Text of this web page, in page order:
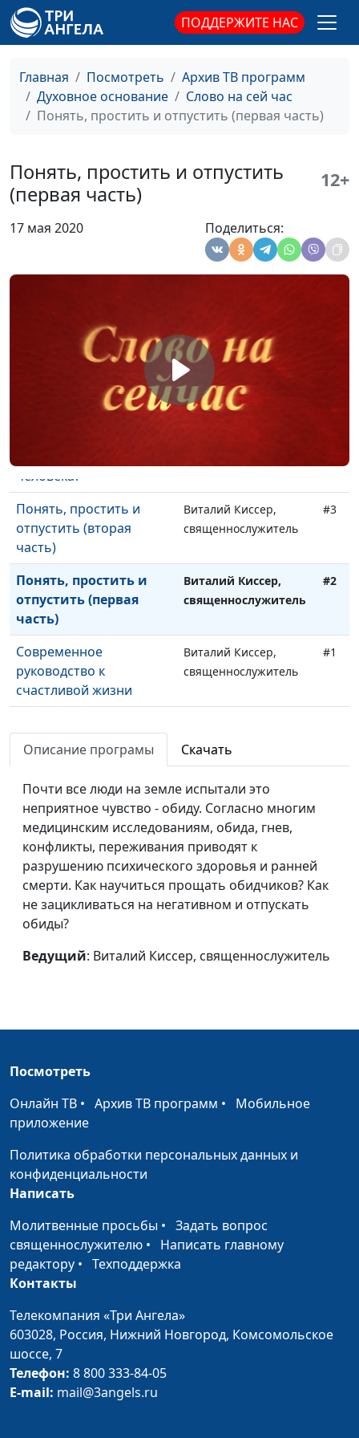
ПОДДЕРЖИТЕ НАС
Главная Посмотреть
Архив ТВ программ
Духовное основание
Слово на сей час
Понять, простить и отпустить (первая часть)
Понять, простить и отпустить
(первая часть)
12+
17 мая 2020 Поделиться:
На Бога надейся, а сам
не плошай
Сергей Парфенов,
#12
Не искушай Господа
Сергей Парфенов,
священнослужитель
Семья, обреченная на
Виталий Киссер,
Четыре фотографии
Бога
Виталий Киссер,
#9
Цена следования за
Александр Синицын,
священнослужитель
Десять притч из
У страха глаза велики
Александр Синицын,
священнослужитель
Как правильно читать
Александр Синицын,
священнослужитель
человека?
Понять, простить и
отпустить (вторая
часть)
Виталий Киссер,
священнослужитель
#3
Понять, простить и
отпустить (первая
часть)
Виталий Киссер,
священнослужитель
#2
Современное
руководство к
счастливой жизни
Виталий Киссер,
священнослужитель
#1
Описание програмы Скачать
Почти все люди на земле испытали это
неприятное чувство - обиду. Согласно многим
медицинским исследованиям, обида, гнев,
конфликты, переживания приводят к
разрушению психического здоровья и ранней
смерти. Как научиться прощать обидчиков? Как
не зацикливаться на негативном и отпускать
обиды?
Ведущий: Виталий Киссер, священнослужитель
Посмотреть
Онлайн ТВ • Архив ТВ программ • Мобильное
приложение
Политика обработки персональных данных и
конфиденциальности
Написать
Молитвенные просьбы • Задать вопрос
священнослужителю • Написать главному
редактору • Техподдержка
Контакты
Телекомпания «Три Ангела»
603028, Россия, Нижний Новгород, Комсомольское
шоссе, 7
Телефон: 8 800 333-84-05
E-mail: mail@3angels.ru